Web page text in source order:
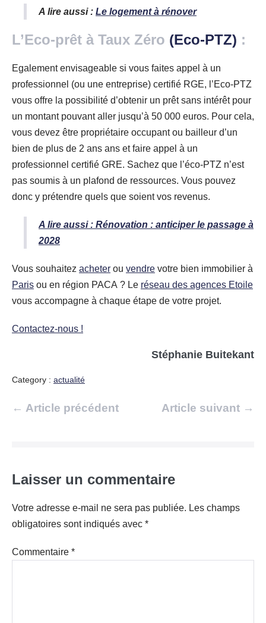
A lire aussi : Le logement à rénover
L’Eco-prêt à Taux Zéro (Eco-PTZ) :
Egalement envisageable si vous faites appel à un
professionnel (ou une entreprise) certifié RGE, l’Eco-PTZ
vous offre la possibilité d’obtenir un prêt sans intérêt pour
un montant pouvant aller jusqu’à 50 000 euros. Pour cela,
vous devez être propriétaire occupant ou bailleur d’un
bien de plus de 2 ans ans et faire appel à un
professionnel certifié GRE. Sachez que l’éco-PTZ n’est
pas soumis à un plafond de ressources. Vous pouvez
donc y prétendre quels que soient vos revenus.
A lire aussi : Rénovation : anticiper le passage à
2028
Vous souhaitez acheter ou vendre votre bien immobilier à
Paris ou en région PACA ? Le réseau des agences Etoile
vous accompagne à chaque étape de votre projet.
Contactez-nous !
Stéphanie Buitekant
Category : actualité
Navigation
← Article précédent Article suivant →
Laisser un commentaire
Votre adresse e-mail ne sera pas publiée. Les champs
obligatoires sont indiqués avec *
Commentaire *